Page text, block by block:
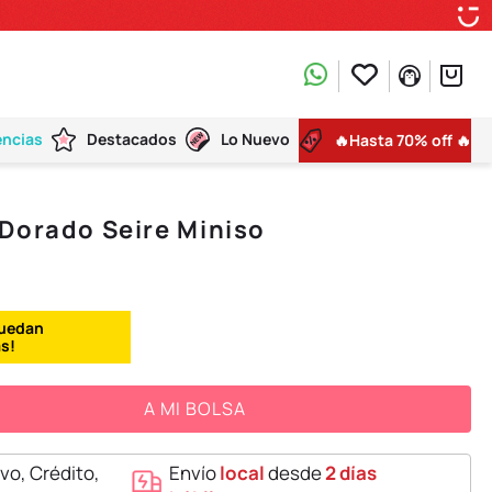
Destacados Lo Nuevo 🔥Hasta 70% off 🔥
Seire Miniso
A MI BOLSA
Crédito,
Envíolocaldesde2 días